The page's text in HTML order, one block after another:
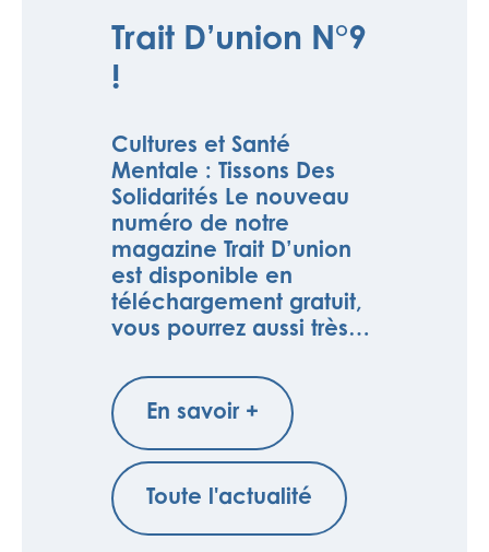
Trait D’union N°9
!
Cultures et Santé
Mentale : Tissons Des
Solidarités Le nouveau
numéro de notre
magazine Trait D’union
est disponible en
téléchargement gratuit,
vous pourrez aussi très…
En savoir +
Toute l'actualité